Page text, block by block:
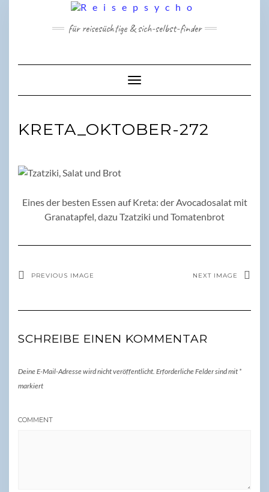
für reisesüchtige & sich-selbst-finder
Toggle Navigation
KRETA_OKTOBER-272
Eines der besten Essen auf Kreta: der Avocadosalat mit
Granatapfel, dazu Tzatziki und Tomatenbrot
PREVIOUS IMAGE NEXT IMAGE
SCHREIBE EINEN KOMMENTAR
Deine E-Mail-Adresse wird nicht veröffentlicht. Erforderliche Felder sind mit *
markiert
COMMENT